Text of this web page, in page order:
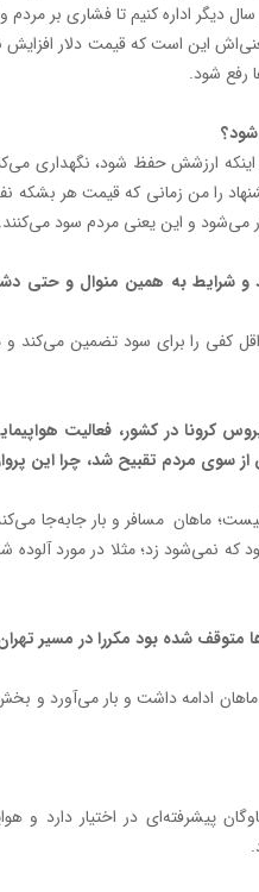
دیگر اداره کنیم تا فشاری بر مردم
کنیم، معنی‌اش این است که قیمت دلار
رفع شود.
ارزشش حفظ شود، نگهداری
باقی ماندند و شرایط به همین منوال و
کفی را برای سود تضمین می‌کند و
کرونا در کشور، فعالیت
مردم تقبیح شد، چرا این
ماهان مسافر و بار جابه‌جا
نمی‌شود زد؛ مثلا در مورد آلوده
متوقف شده بود مکررا در مسیر
ادامه داشت و بار می‌­آورد و
پیشرفته‌ای در اختیار دارد و